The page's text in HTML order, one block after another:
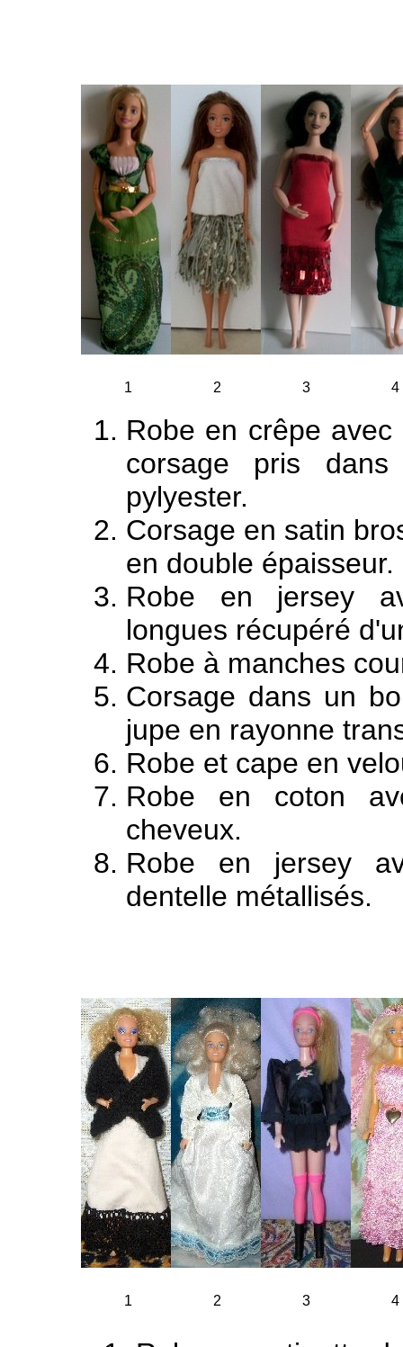
1 2 3 4
Robe en crêpe
corsage pris
pylyester.
Corsage en satin
en double épaisseur.
Robe en jersey
longues récupéré
Robe à manches
Corsage dans un
jupe en rayonne
Robe et cape en
Robe en coton
cheveux.
Robe en jersey
dentelle métallisés.
1 2 3 4